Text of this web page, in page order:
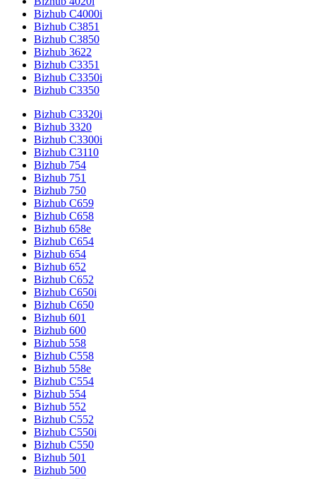
Bizhub C4000i
Bizhub C3851
Bizhub C3850
Bizhub 3622
Bizhub C3351
Bizhub C3350i
Bizhub C3350
Bizhub C3320i
Bizhub 3320
Bizhub C3300i
Bizhub C3110
Bizhub 754
Bizhub 751
Bizhub 750
Bizhub C659
Bizhub C658
Bizhub 658e
Bizhub C654
Bizhub 654
Bizhub 652
Bizhub C652
Bizhub C650i
Bizhub C650
Bizhub 601
Bizhub 600
Bizhub 558
Bizhub C558
Bizhub 558e
Bizhub C554
Bizhub 554
Bizhub 552
Bizhub C552
Bizhub C550i
Bizhub C550
Bizhub 501
Bizhub 500